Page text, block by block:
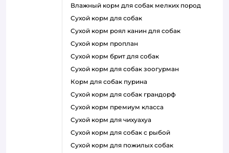
влажный корм для собак мелких пород
сухой корм для собак
сухой корм роял канин для собак
сухой корм проплан
сухой корм брит для собак
сухой корм для собак зоогурман
корм для собак пурина
сухой корм для собак грандорф
сухой корм премиум класса
сухой корм для чихуахуа
сухой корм для собак с рыбой
сухой корм для пожилых собак